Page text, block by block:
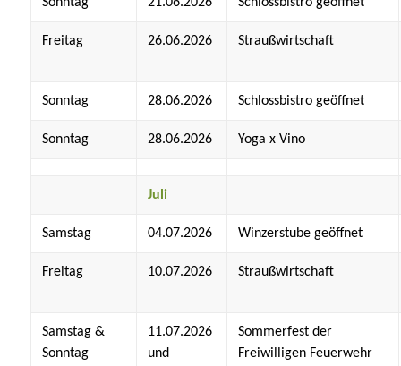
Freitag 26.06.2026 Straußwirtschaft
Sonntag 28.06.2026 Schlossbistro geöffnet
Sonntag 28.06.2026 Yoga x Vino
Juli
Samstag 04.07.2026 Winzerstube geöffnet
Freitag 10.07.2026 Straußwirtschaft
Samstag &
Sonntag
11.07.2026
und
Sommerfest der
Freiwilligen Feuerwehr